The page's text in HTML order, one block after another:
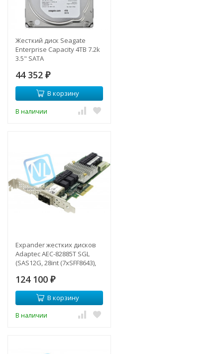
Жесткий диск Seagate
Enterprise Capacity 4TB 7.2k
3.5" SATA
44 352 ₽
В корзину
В наличии
Expander жестких дисков
Adaptec AEC-82885T SGL
(SAS12G, 28int (7xSFF8643),
124 100 ₽
В корзину
В наличии